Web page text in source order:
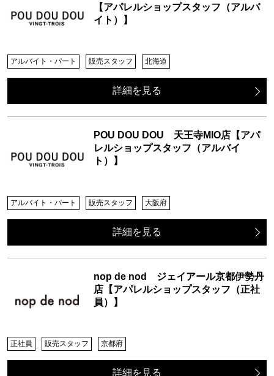
【アパレルショップスタッフ（アルバ
イト）】
アルバイト・パート 販売スタッフ 北海道
詳細を見る
POU DOU DOU 天王寺MIO店【アパ
レルショップスタッフ（アルバイ
ト）】
アルバイト・パート 販売スタッフ 大阪府
詳細を見る
nop de nod ジェイアール京都伊勢丹
店【アパレルショップスタッフ（正社
員）】
正社員 販売スタッフ 京都府
詳細を見る